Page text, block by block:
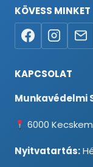
KÖVESS MINKET
KAPCSOLAT
Munkavédelmi
6000
Nyitvatartás: